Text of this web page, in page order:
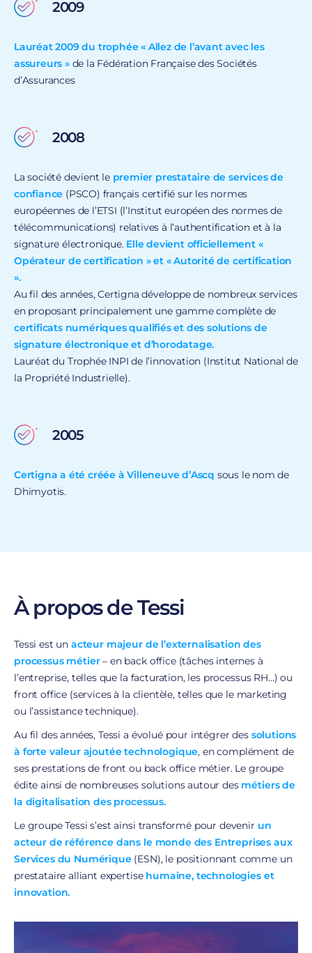
2009
Lauréat 2009 du trophée « Allez de l’avant avec les
assureurs »de la Fédération Française des Sociétés
d’Assurances
2008
La société devient le premier prestataire de services de
confiance (PSCO) français certifié sur les normes
européennes de l’ETSI (l’Institut européen des normes de
télécommunications) relatives à l’authentification et à la
signature électronique. Elle devient officiellement «
Opérateur de certification » et « Autorité de certification
».
Au fil des années, Certigna développe de nombreux services
en proposant principalement une gamme complète de
certificats numériques qualifiés et des solutions de
signature électronique et d’horodatage.
Lauréat du Trophée INPI de l’innovation (Institut National de
la Propriété Industrielle).
2005
Certigna a été créée à Villeneuve d’Ascq sous le nom de
Dhimyotis.
À propos de Tessi
Tessi est un acteur majeur de l’externalisation des
processus métier– en back office (tâches internes à
l’entreprise, telles que la facturation, les processus RH…) ou
front office (services à la clientèle, telles que le marketing
ou l’assistance technique).
Au fil des années, Tessi a évolué pour intégrer dessolutions
à forte valeur ajoutée technologique, en complément de
ses prestations de front ou back office métier. Le groupe
édite ainsi de nombreuses solutions autour desmétiers de
la digitalisation des processus.
Le groupe Tessi s’est ainsi transformé pour devenir un
acteur de référence dans le monde des Entreprises aux
Services du Numérique(ESN), le positionnant comme un
prestataire alliant expertise humaine, technologies et
innovation.